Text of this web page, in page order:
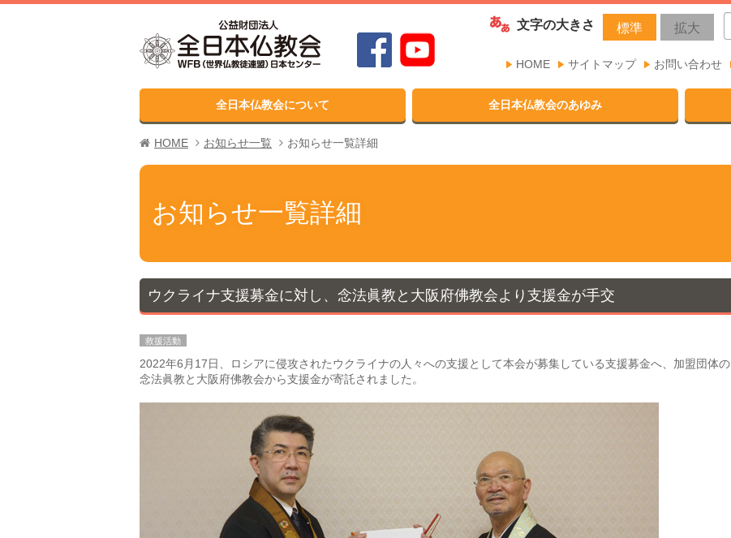
文字の大きさ 標準 拡大
HOME サイトマップ お問い合わせ
全日本仏教会について 全日本仏教会のあゆみ
HOME お知らせ一覧 お知らせ一覧詳細
お知らせ一覧詳細
ウクライナ支援募金に対し、念法眞教と大阪府佛教会より支援金が手交
救援活動
2022年6月17日、ロシアに侵攻されたウクライナの人々への支援として本会が募集している支援募金へ、加盟団体の
念法眞教と大阪府佛教会から支援金が寄託されました。